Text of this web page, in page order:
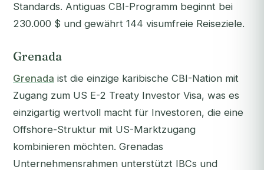
Standards. Antiguas CBI-Programm beginnt bei
230.000 $ und gewährt 144 visumfreie Reiseziele.
Grenada
Grenada ist die einzige karibische CBI-Nation mit
Zugang zum US E-2 Treaty Investor Visa, was es
einzigartig wertvoll macht für Investoren, die eine
Offshore-Struktur mit US-Marktzugang
kombinieren möchten. Grenadas
Unternehmensrahmen unterstützt IBCs und